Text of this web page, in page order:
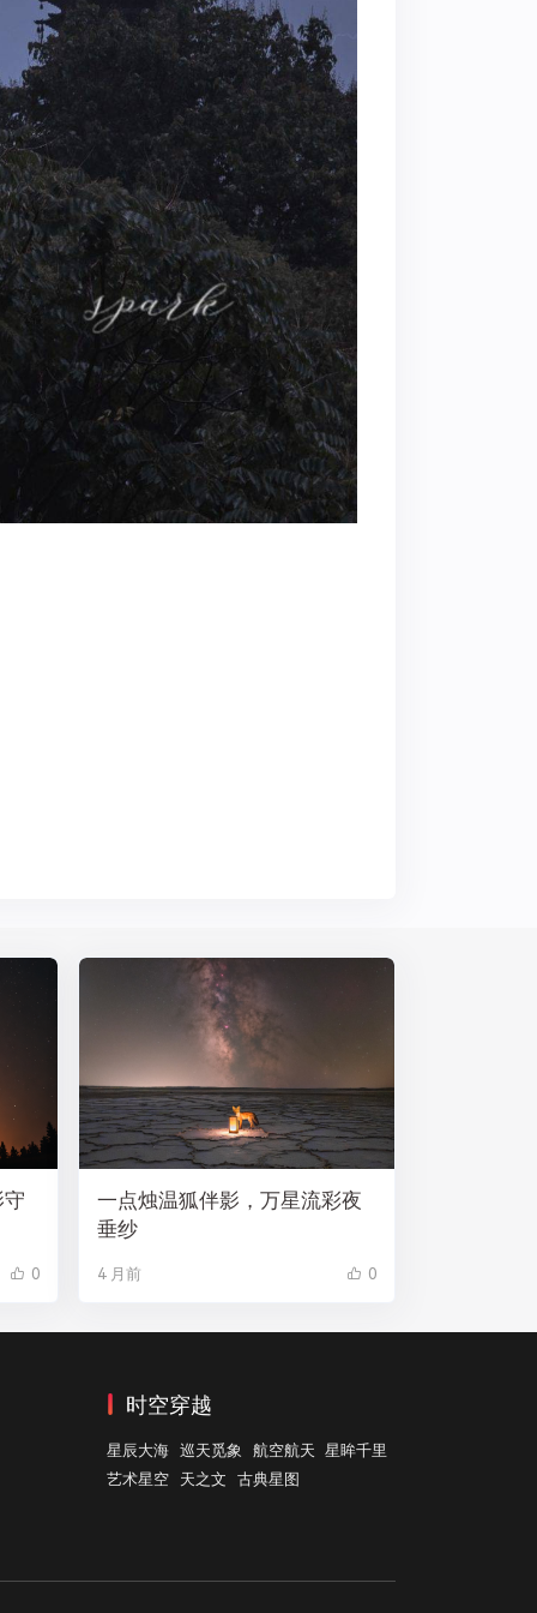
0
一点烛温狐伴影，万星流彩夜
垂纱
4 月前 0
时空穿越
星辰大海 巡天觅象 航空航天
星眸千里
艺术星空
天之文 古典星图